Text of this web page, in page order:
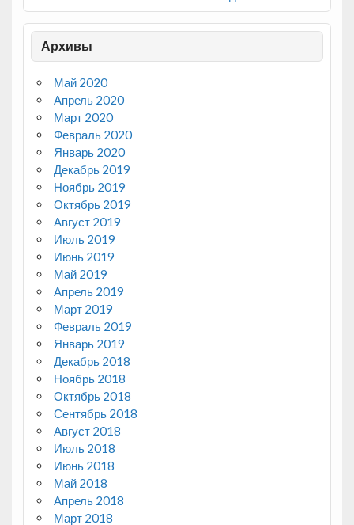
Архивы
Май 2020
Апрель 2020
Март 2020
Февраль 2020
Январь 2020
Декабрь 2019
Ноябрь 2019
Октябрь 2019
Август 2019
Июль 2019
Июнь 2019
Май 2019
Апрель 2019
Март 2019
Февраль 2019
Январь 2019
Декабрь 2018
Ноябрь 2018
Октябрь 2018
Сентябрь 2018
Август 2018
Июль 2018
Июнь 2018
Май 2018
Апрель 2018
Март 2018